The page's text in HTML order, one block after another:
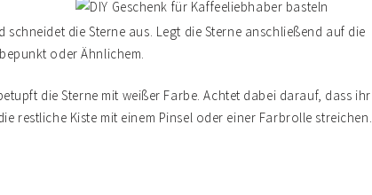
die Sterne aus. Legt die Sterne anschließend auf die
oder Ähnlichem.
die Sterne mit weißer Farbe. Achtet dabei darauf, dass ihr
restliche Kiste mit einem Pinsel oder einer Farbrolle streichen.